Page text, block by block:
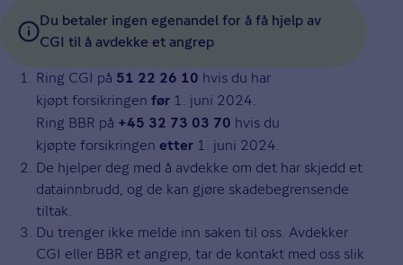
Du betaler ingen egenandel for å få hjelp av
CGI til å avdekke et angrep
Ring CGI på 51 22 26 10 hvis du har
kjøpt forsikringen før 1. juni 2024.
Ring BBR på +45 32 73 03 70 hvis du
kjøpte forsikringen etter 1. juni 2024.
De hjelper deg med å avdekke om det har skjedd et
datainnbrudd, og de kan gjøre skadebegrensende
tiltak.
Du trenger ikke melde inn saken til oss. Avdekker
CGI eller BBR et angrep, tar de kontakt med oss slik